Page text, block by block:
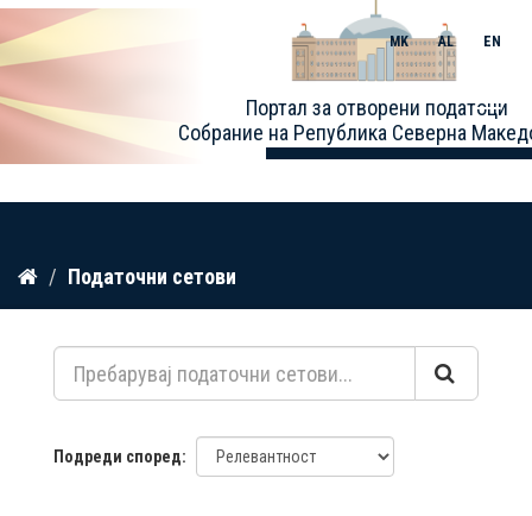
Прескокнете
содржина
Портал за отворени податоци
Собрание на Република Северна
MK AL EN
Toggle
Податочни сетови
Подреди според